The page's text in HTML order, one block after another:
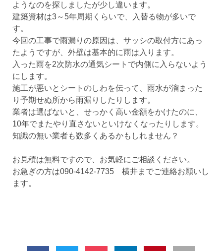
ようなのを探しましたが少し違います。
建築資材は3～5年周期くらいで、入替る物が多いで
す。
今回の工事で雨漏りの原因は、サッシの取付方にあっ
たようですが、外壁は基本的に雨は入ります。
入った雨を2次防水の通気シートで内側に入らないよう
にします。
施工が悪いとシートのしわを伝って、雨水が溜まった
り予期せぬ所から雨漏りしたりします。
業者は選ばないと、せっかく高い金額をかけたのに、
10年でまたやり直さないといけなくなったりします。
知識の無い業者も数多くあるかもしれません？
お見積は無料ですので、お気軽にご相談ください。
お急ぎの方は090-4142-7735 横井までご連絡お願いし
ます。